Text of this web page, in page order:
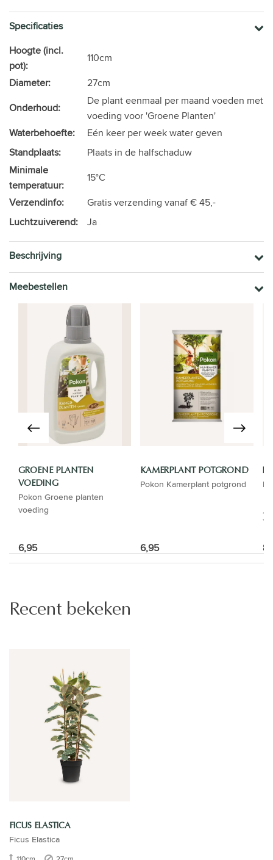
Specificaties
Hoogte (incl.
pot):
110cm
Diameter:
27cm
Onderhoud:
De plant eenmaal per maand voeden met
voeding voor 'Groene Planten'
Waterbehoefte:
Eén keer per week water geven
Standplaats:
Plaats in de halfschaduw
Minimale
temperatuur:
15°C
Verzendinfo:
Gratis verzending vanaf € 45,-
Luchtzuiverend:
Ja
Beschrijving
Meebestellen
GROENE PLANTEN
VOEDING
Pokon Groene planten
voeding
6,95
KAMERPLANT POTGROND
Pokon Kamerplant potgrond
6,95
Recent bekeken
FICUS ELASTICA
Ficus Elastica